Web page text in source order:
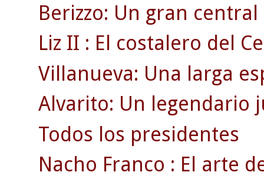
Berizzo: Un gran
Liz II : El costalero del
Villanueva: Una larga
Alvarito: Un legendario
Todos los presidentes
Nacho Franco : El arte